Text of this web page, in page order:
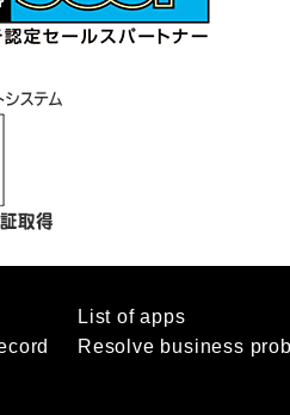
List of apps
Resolve business